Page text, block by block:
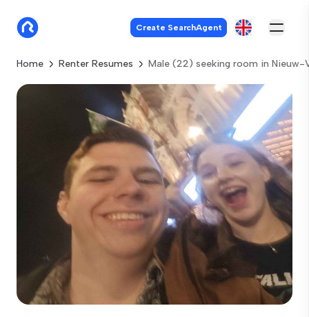
Create SearchAgent
Home Renter Resumes Male (22) seeking room in Nieuw-